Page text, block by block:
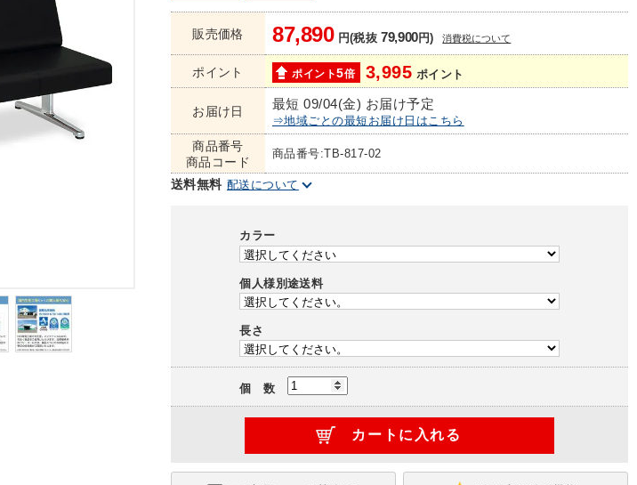
販売価格 87,890円(税抜79,900円) 消費税について
ポイント ポイント5倍 3,995 ポイント
お届け日 最短 09/04(金) お届け予定
⇒地域ごとの最短お届け日はこちら
商品番号
商品コード
商品番号:TB-817-02
送料無料 配送について
カラー
個人様別途送料
長さ
個 数